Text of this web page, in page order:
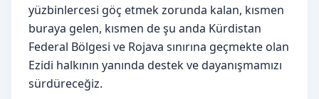
yüzbinlercesi göç etmek zorunda kalan, kısmen
buraya gelen, kısmen de şu anda Kürdistan
Federal Bölgesi ve Rojava sınırına geçmekte olan
Ezidi halkının yanında destek ve dayanışmamızı
sürdüreceğiz.